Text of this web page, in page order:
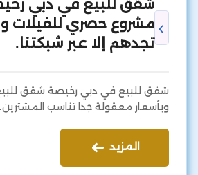
مشروع حصري للفيلات
تجدهم إلا عبر شبكتنا.
شقق للبيع في دبي رخيصة شقق
وبأسعار معقولة جدا تناسب
المزيد